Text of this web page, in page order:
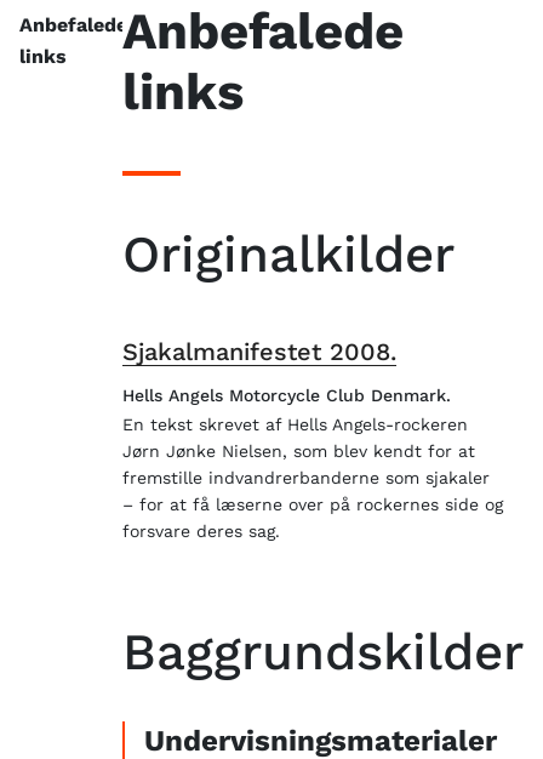
Anbefalede
links
Anbefalede
links
Originalkilder
Sjakalmanifestet 2008.
Hells Angels Motorcycle Club Denmark.
En tekst skrevet af Hells Angels-rockeren
Jørn Jønke Nielsen, som blev kendt for at
fremstille indvandrerbanderne som sjakaler
– for at få læserne over på rockernes side og
forsvare deres sag.
Baggrundskilder
Undervisningsmaterialer